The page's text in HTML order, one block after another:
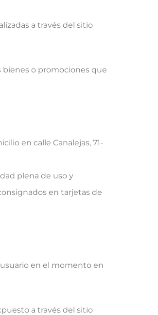
a través del sitio
bienes o promociones que
en calle Canalejas, 71-
plena de uso y
en tarjetas de
en el momento en
a través del sitio